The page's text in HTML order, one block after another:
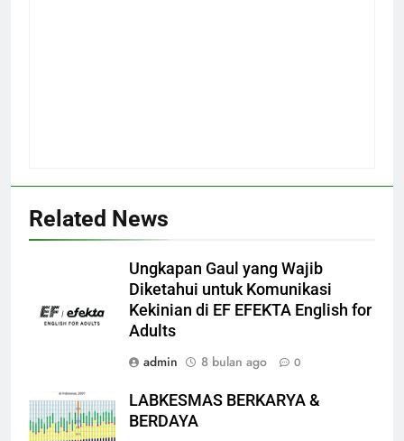
Related News
Ungkapan Gaul yang Wajib
Diketahui untuk Komunikasi
Kekinian di EF EFEKTA English for
Adults
admin
8 bulan ago 0
LABKESMAS BERKARYA &
BERDAYA